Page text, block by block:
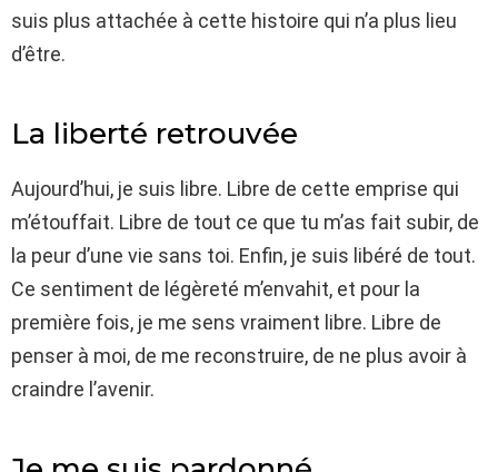
suis plus attachée à cette histoire qui n’a plus lieu
d’être.
La liberté retrouvée
Aujourd’hui, je suis libre. Libre de cette emprise qui
m’étouffait. Libre de tout ce que tu m’as fait subir, de
la peur d’une vie sans toi. Enfin, je suis libéré de tout.
Ce sentiment de légèreté m’envahit, et pour la
première fois, je me sens vraiment libre. Libre de
penser à moi, de me reconstruire, de ne plus avoir à
craindre l’avenir.